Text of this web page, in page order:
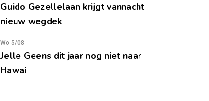
Guido Gezellelaan krijgt vannacht
nieuw wegdek
Wo 5/08
Jelle Geens dit jaar nog niet naar
Hawai